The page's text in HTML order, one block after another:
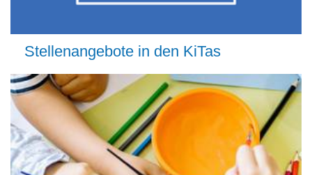
Stellenangebote in den KiTas